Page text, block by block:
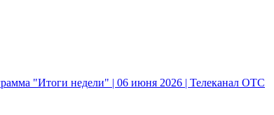
"Итоги недели" | 06 июня 2026 | Телеканал ОТС